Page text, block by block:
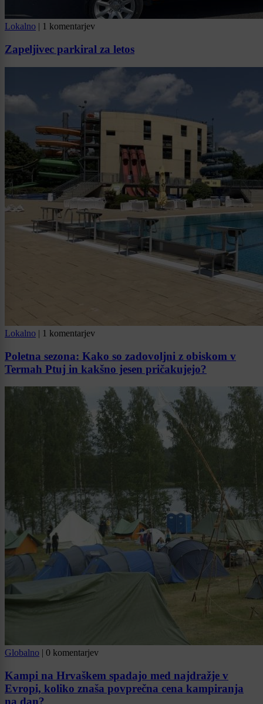
Lokalno | 1 komentarjev
Zapeljivec parkiral za letos
Lokalno | 1 komentarjev
Poletna sezona: Kako so zadovoljni z obiskom v
Termah Ptuj in kakšno jesen pričakujejo?
Globalno | 0 komentarjev
Kampi na Hrvaškem spadajo med najdražje v
Evropi, koliko znaša povprečna cena kampiranja
na dan?